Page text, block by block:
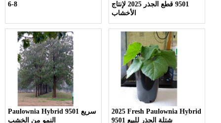
6-8
9501 قطع الجذر 2025 لإنتاج
الأخشاب
Paulownia Hybrid 9501 سريع
النمو من الخشب
2025 Fresh Paulownia Hybrid
9501 شتلة الجذر للبيع